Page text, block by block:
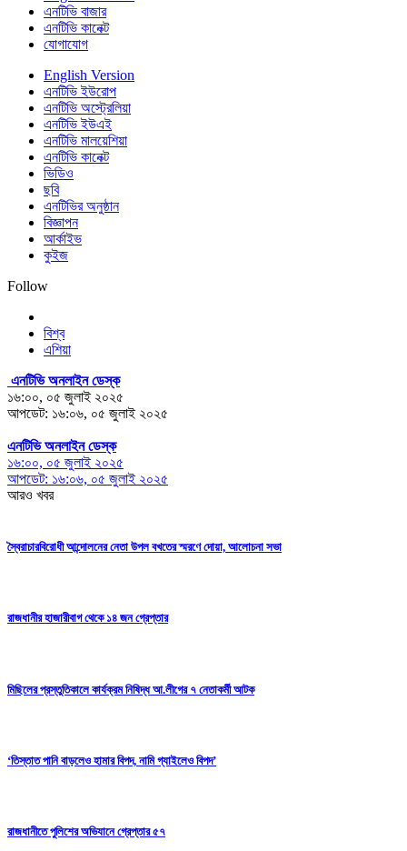
এনটিভি বাজার
এনটিভি কানেক্ট
যোগাযোগ
English Version
এনটিভি ইউরোপ
এনটিভি অস্ট্রেলিয়া
এনটিভি ইউএই
এনটিভি মালয়েশিয়া
এনটিভি কানেক্ট
ভিডিও
ছবি
এনটিভির অনুষ্ঠান
বিজ্ঞাপন
আর্কাইভ
কুইজ
Follow
বিশ্ব
এশিয়া
এনটিভি অনলাইন ডেস্ক
১৬:০০, ০৫ জুলাই ২০২৫
আপডেট: ১৬:০৬, ০৫ জুলাই ২০২৫
এনটিভি অনলাইন ডেস্ক
১৬:০০, ০৫ জুলাই ২০২৫
আপডেট: ১৬:০৬, ০৫ জুলাই ২০২৫
আরও খবর
স্বৈরাচারবিরোধী আন্দোলনের নেতা উপল বখতের স্মরণে দোয়া, আলোচনা সভা
রাজধানীর হাজারীবাগ থেকে ১৪ জন গ্রেপ্তার
মিছিলের প্রস্তুতিকালে কার্যক্রম নিষিদ্ধ আ.লীগের ৭ নেতাকর্মী আটক
‘তিস্তাত পানি বাড়লেও হামার বিপদ, নামি গ্যাইলেও বিপদ’
রাজধানীতে পুলিশের অভিযানে গ্রেপ্তার ৫৭